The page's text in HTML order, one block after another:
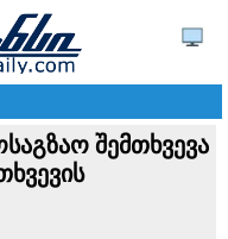
შემთხვევა